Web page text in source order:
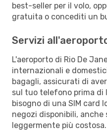
best-seller per il volo,
gratuita o concediti un
Servizi
L'aeroporto di Rio De
internazionali e
bagagli, assicurati di
sul tuo telefono prima di
bisogno di una SIM card
negozi disponibili, anche
leggermente più costosa.